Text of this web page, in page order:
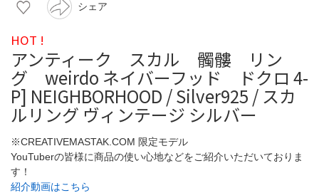
シェア
HOT !
アンティーク スカル 髑髏 リン
グ weirdo ネイバーフッド ドクロ 4-
P] NEIGHBORHOOD / Silver925 / スカ
ルリング ヴィンテージ シルバー
※CREATIVEMASTAK.COM 限定モデル
YouTuberの皆様に商品の使い心地などをご紹介いただいておりま
す！
紹介動画はこちら